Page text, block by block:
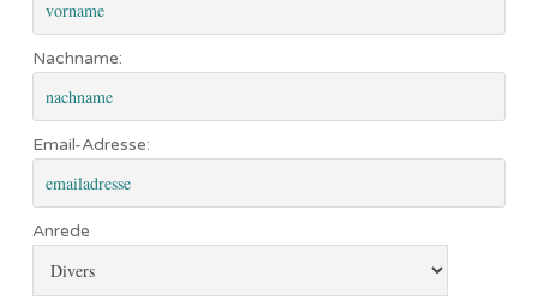
Nachname:
Email-Adresse:
Anrede